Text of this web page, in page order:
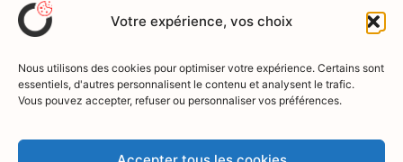
Votre expérience, vos choix
Nous utilisons des cookies pour optimiser votre expérience. Certains sont
essentiels, d'autres personnalisent le contenu et analysent le trafic.
Vous pouvez accepter, refuser ou personnaliser vos préférences.
des mystères de la Vie et du
sens de celle-ci.
Inlassable chercheur dans
le domaine de la santé
holistique, nourri par trois
il n’hésite pas à confronter